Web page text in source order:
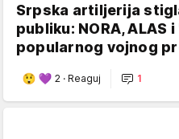
Srpska artiljerija
publiku: NORA, ALAS
popularnog vojnog
2 · Reaguj 1